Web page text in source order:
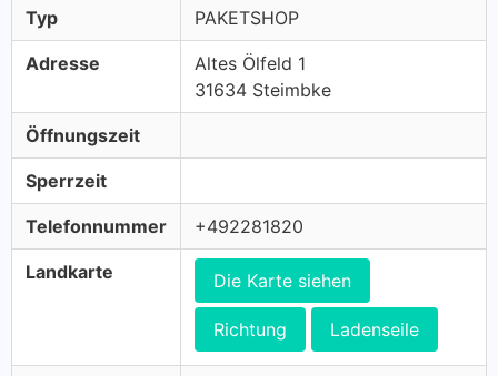
Typ PAKETSHOP
Adresse
Altes Ölfeld 1
31634 Steimbke
Öffnungszeit
Sperrzeit
Telefonnummer +492281820
Landkarte Die Karte siehen
Richtung Ladenseile